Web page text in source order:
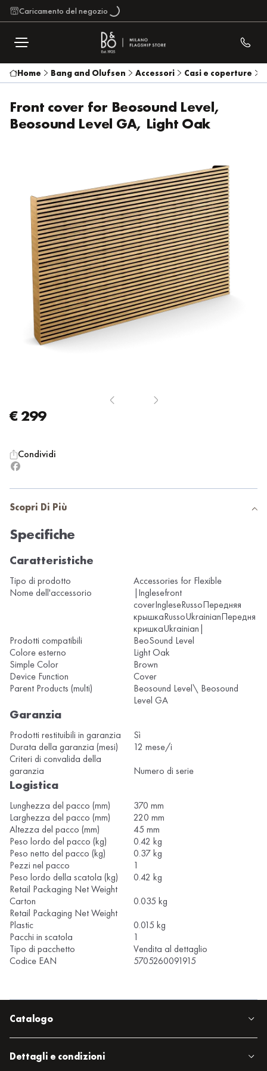
Caricamento del negozio
Home Bang and Olufsen Accessori Casi e coperture
Front cover for Beosound Level,
Beosound Level GA, Light Oak
€ 299
Condividi
Scopri Di Più
Specifiche
Caratteristiche
Tipo di prodotto
Accessories for Flexible
Nome dell'accessorio
|Inglesefront
coverIngleseRussoПередняя
крышкаRussoUkrainianПередня
кришкаUkrainian|
Prodotti compatibili
BeoSound Level
Colore esterno
Light Oak
Simple Color
Brown
Device Function
Cover
Parent Products (multi)
Beosound Level\ Beosound
Level GA
Garanzia
Prodotti restituibili in garanzia
Sì
Durata della garanzia (mesi)
12 mese/i
Criteri di convalida della
garanzia
Numero di serie
Logistica
Lunghezza del pacco (mm)
370 mm
Larghezza del pacco (mm)
220 mm
Altezza del pacco (mm)
45 mm
Peso lordo del pacco (kg)
0.42 kg
Peso netto del pacco (kg)
0.37 kg
Pezzi nel pacco
1
Peso lordo della scatola (kg)
0.42 kg
Retail Packaging Net Weight
Carton
0.035 kg
Retail Packaging Net Weight
Plastic
0.015 kg
Pacchi in scatola
1
Tipo di pacchetto
Vendita al dettaglio
Codice EAN
5705260091915
Catalogo
Dettagli e condizioni